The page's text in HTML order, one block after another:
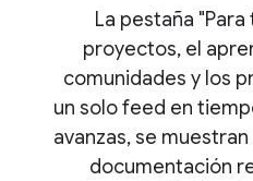
La pestaña
proyectos, el
comunidades y los
un solo feed en
avanzas, se
documentación